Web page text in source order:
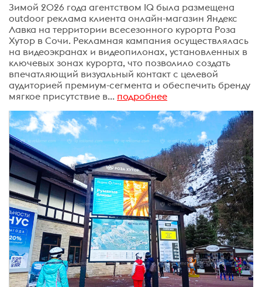
Зимой 2026 года агентством IQ была размещена
outdoor реклама клиента онлайн-магазин Яндекс
Лавка на территории всесезонного курорта Роза
Хутор в Сочи. Рекламная кампания осуществлялась
на видеоэкранах и видеопилонах, установленных в
ключевых зонах курорта, что позволило создать
впечатляющий визуальный контакт с целевой
аудиторией премиум-сегмента и обеспечить бренду
мягкое присутствие в... подробнее